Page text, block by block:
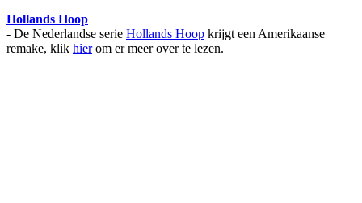
Hollands Hoop
- De Nederlandse serie Hollands Hoop krijgt een Amerikaanse
remake, klik hierom er meer over te lezen.